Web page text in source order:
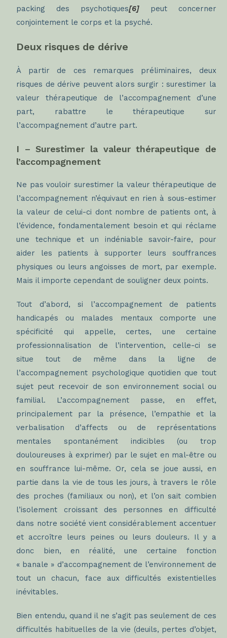
packing des psychotiques[6] peut concerner
conjointement le corps et la psyché.
Deux risques de dérive
À partir de ces remarques préliminaires, deux
risques de dérive peuvent alors surgir : surestimer la
valeur thérapeutique de l’accompagnement d’une
part, rabattre le thérapeutique sur
l’accompagnement d’autre part.
I – Surestimer la valeur thérapeutique de
l’accompagnement
Ne pas vouloir surestimer la valeur thérapeutique de
l’accompagnement n’équivaut en rien à sous-estimer
la valeur de celui-ci dont nombre de patients ont, à
l’évidence, fondamentalement besoin et qui réclame
une technique et un indéniable savoir-faire, pour
aider les patients à supporter leurs souffrances
physiques ou leurs angoisses de mort, par exemple.
Mais il importe cependant de souligner deux points.
Tout d’abord, si l’accompagnement de patients
handicapés ou malades mentaux comporte une
spécificité qui appelle, certes, une certaine
professionnalisation de l’intervention, celle-ci se
situe tout de même dans la ligne de
l’accompagnement psychologique quotidien que tout
sujet peut recevoir de son environnement social ou
familial. L’accompagnement passe, en effet,
principalement par la présence, l’empathie et la
verbalisation d’affects ou de représentations
mentales spontanément indicibles (ou trop
douloureuses à exprimer) par le sujet en mal-être ou
en souffrance lui-même. Or, cela se joue aussi, en
partie dans la vie de tous les jours, à travers le rôle
des proches (familiaux ou non), et l’on sait combien
l’isolement croissant des personnes en difficulté
dans notre société vient considérablement accentuer
et accroître leurs peines ou leurs douleurs. Il y a
donc bien, en réalité, une certaine fonction
« banale » d’accompagnement de l’environnement de
tout un chacun, face aux difficultés existentielles
inévitables.
Bien entendu, quand il ne s’agit pas seulement de ces
difficultés habituelles de la vie (deuils, pertes d’objet,